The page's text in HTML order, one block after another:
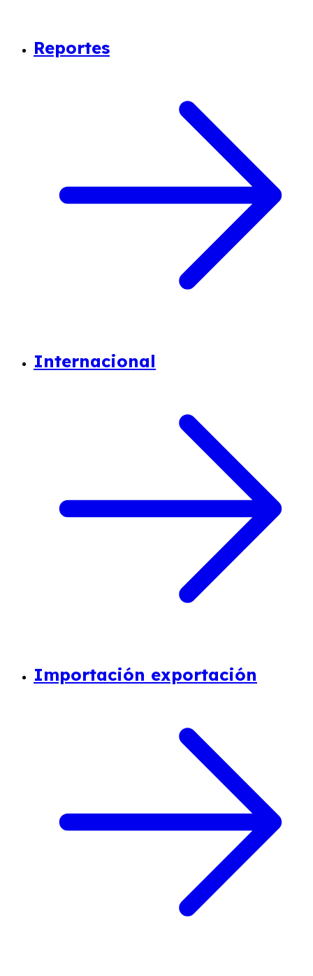
Reportes
Internacional
Importación exportación